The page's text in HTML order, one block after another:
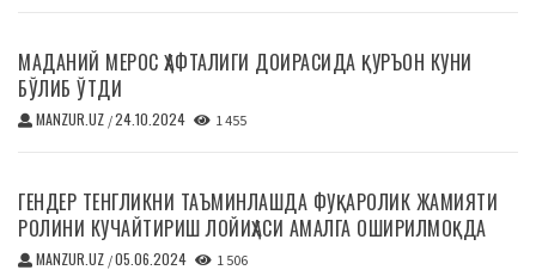
МАДАНИЙ МЕРОС ҲАФТАЛИГИ ДОИРАСИДА ҚУРЪОН КУНИ
БЎЛИБ ЎТДИ
MANZUR.UZ /24.10.2024 1 455
ГЕНДЕР ТЕНГЛИКНИ ТАЪМИНЛАШДА ФУҚАРОЛИК ЖАМИЯТИ
РОЛИНИ КУЧАЙТИРИШ ЛОЙИҲАСИ АМАЛГА ОШИРИЛМОҚДА
MANZUR.UZ /05.06.2024 1 506